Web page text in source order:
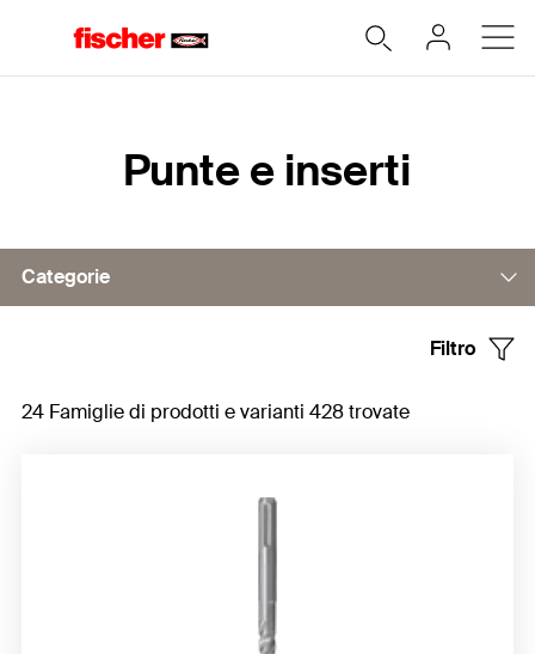
Punte e inserti
Categorie
Scalpelli
Filtro
24 Famiglie di prodotti e varianti 428 trovate